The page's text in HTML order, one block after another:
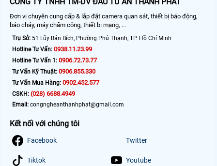
CÔNG TY TNHH TM-DV ĐẦU TƯ AN THÀNH PHÁT
Đơn vị chuyên cung cấp & lắp đặt camera quan sát, thiết bị báo động,
báo cháy, máy chấm công, thiết bị mạng, ...
Trụ Sở: 51 Lũy Bán Bích, Phường Phú Thạnh, TP. Hồ Chí Minh
Hotline Tư Vấn: 0938.11.23.99
Hotline Tư Vấn 1: 0906.72.73.77
Tư Vấn Kỹ Thuật: 0906.855.330
Tư Vấn Mua Hàng: 0902.452.577
CSKH: (028) 6688.4949
Email: congngheanthanhphat@gmail.com
Kết nối với chúng tôi
Facebook Twitter
Tiktok Youtube